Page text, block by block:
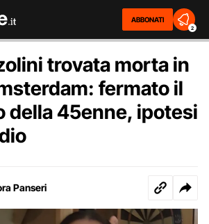
ABBONATI
2
trovata morta in
fermato il
della 45enne, ipotesi
Panseri